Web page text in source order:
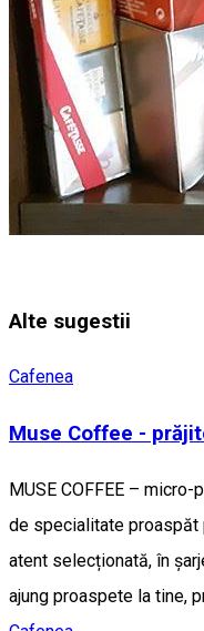
Alte sugestii
Cafenea
Muse Coffee -
MUSE COFFEE –
de specialitate
atent selecționată, în
ajung proaspete la tine,